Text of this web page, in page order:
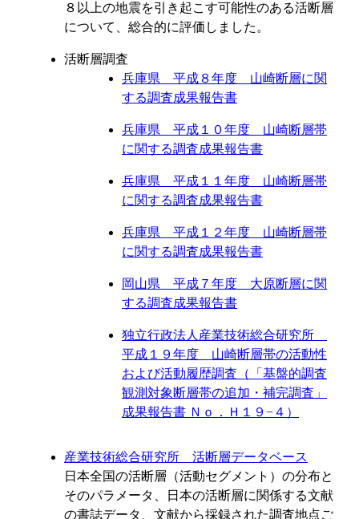
８以上の地震を引き起こす可能性のある活断層
について、総合的に評価しました。
活断層調査
兵庫県 平成８年度 山崎断層に関
する調査成果報告書
兵庫県 平成１０年度 山崎断層帯
に関する調査成果報告書
兵庫県 平成１１年度 山崎断層帯
に関する調査成果報告書
兵庫県 平成１２年度 山崎断層帯
に関する調査成果報告書
岡山県 平成７年度 大原断層に関
する調査成果報告書
独立行政法人産業技術総合研究所
平成１９年度 山崎断層帯の活動性
および活動履歴調査（「基盤的調査
観測対象断層帯の追加・補完調査」
成果報告書 Ｎｏ．Ｈ１９−４）
産業技術総合研究所 活断層データベース
日本全国の活断層（活動セグメント）の分布と
そのパラメータ、日本の活断層に関係する文献
の書誌データ、文献から採録された調査地点ご